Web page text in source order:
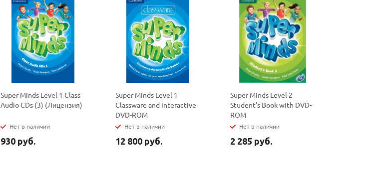
Super Minds Level 1 Class
Audio CDs (3) (Лицензия)
Нет в наличии
930 руб.
Super Minds Level 1
Classware and Interactive
DVD-ROM
Нет в наличии
12 800 руб.
Super Minds Level 2
Student's Book with DVD-
ROM
Нет в наличии
2 285 руб.
политикой
конфидициальности
политикой
конфидициальности